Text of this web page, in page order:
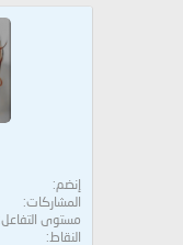
إنضم
المشاركات
مستوى التفاعل
النقاط